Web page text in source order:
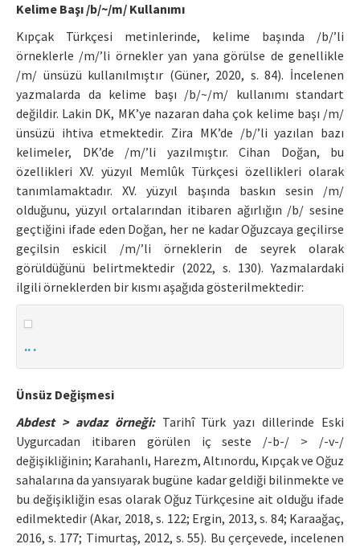
Kelime Başı /b/~/m/ Kullanımı
Kıpçak Türkçesi metinlerinde, kelime başında /b/’li
örneklerle /m/’li örnekler yan yana görülse de genellikle
/m/ ünsüzü kullanılmıştır (Güner, 2020, s. 84). İncelenen
yazmalarda da kelime başı /b/~/m/ kullanımı standart
değildir. Lakin DK, MK’ye nazaran daha çok kelime başı /m/
ünsüzü ihtiva etmektedir. Zira MK’de /b/’li yazılan bazı
kelimeler, DK’de /m/’li yazılmıştır. Cihan Doğan, bu
özellikleri XV. yüzyıl Memlûk Türkçesi özellikleri olarak
tanımlamaktadır. XV. yüzyıl başında baskın sesin /m/
olduğunu, yüzyıl ortalarından itibaren ağırlığın /b/ sesine
geçtiğini ifade eden Doğan, her ne kadar Oğuzcaya geçilirse
geçilsin eskicil /m/’li örneklerin de seyrek olarak
görüldüğünü belirtmektedir (2022, s. 130). Yazmalardaki
ilgili örneklerden bir kısmı aşağıda gösterilmektedir:
.. .
Ünsüz Değişmesi
Abdest > avdaz örneği:Tarihî Türk yazı dillerinde Eski
Uygurcadan itibaren görülen iç seste /-b-/ > /-v-/
değişikliğinin; Karahanlı, Harezm, Altınordu, Kıpçak ve Oğuz
sahalarına da yansıyarak bugüne kadar geldiği bilinmekte ve
bu değişikliğin esas olarak Oğuz Türkçesine ait olduğu ifade
edilmektedir (Akar, 2018, s. 122; Ergin, 2013, s. 84; Karaağaç,
2016, s. 177; Timurtaş, 2012, s. 55). Bu çerçevede, incelenen